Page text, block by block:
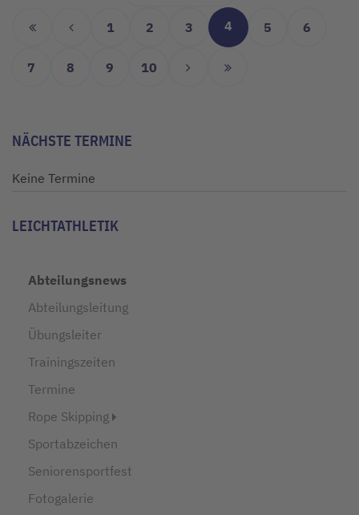
1 2 3 4 5 6
7 8 9 10
NÄCHSTE TERMINE
Keine Termine
LEICHTATHLETIK
Abteilungsnews
Abteilungsleitung
Übungsleiter
Trainingszeiten
Termine
Rope Skipping
Sportabzeichen
Seniorensportfest
Fotogalerie